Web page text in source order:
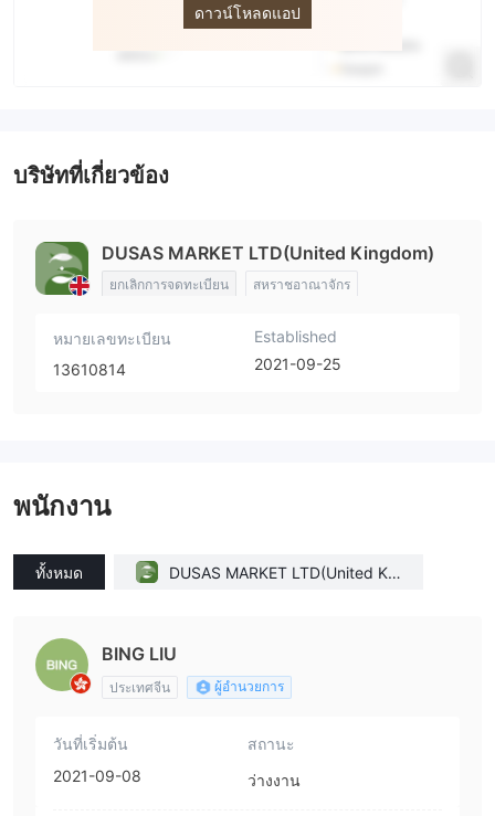
ดาวน์โหลดแอป
บริษัทที่เกี่ยวข้อง
DUSAS MARKET LTD(United Kingdom)
ยกเลิกการจดทะเบียน สหราชอาณาจักร
หมายเลขทะเบียน
13610814
Established
2021-09-25
พนักงาน
ทั้งหมด
DUSAS MARKET LTD(United Kin
BING LIU
ประเทศจีน ผู้อำนวยการ
วันที่เริ่มต้น
2021-09-08
สถานะ
ว่างงาน